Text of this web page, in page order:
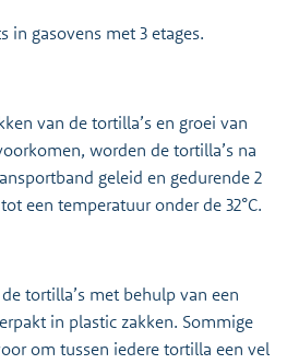
in gasovens met 3 etages.
van de tortilla’s en groei van
worden de tortilla’s na
geleid en gedurende 2
een temperatuur onder de 32°C.
tortilla’s met behulp van een
in plastic zakken. Sommige
om tussen iedere tortilla een vel